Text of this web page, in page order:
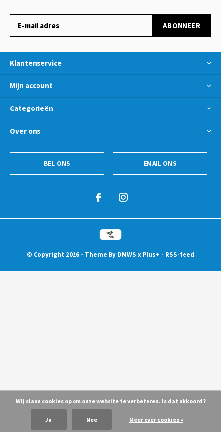
ABONNEER
Klantenservice
Mijn account
Categorieën
Over ons
BEL ONS EMAIL ONS
© Copyright 2026 - Theme By DMWS x Plus+ - RSS-feed
Wij slaan cookies op om onze website te verbeteren. Is dat akkoord?
Ja Nee Meer over cookies »